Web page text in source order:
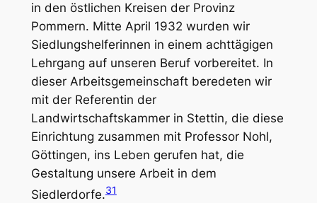
in den östlichen Kreisen der Provinz
Pommern. Mitte April 1932 wurden wir
Siedlungshelferinnen in einem achttägigen
Lehrgang auf unseren Beruf vorbereitet. In
dieser Arbeitsgemeinschaft beredeten wir
mit der Referentin der
Landwirtschaftskammer in Stettin, die diese
Einrichtung zusammen mit Professor Nohl,
Göttingen, ins Leben gerufen hat, die
Gestaltung unsere Arbeit in dem
Siedlerdorfe.31